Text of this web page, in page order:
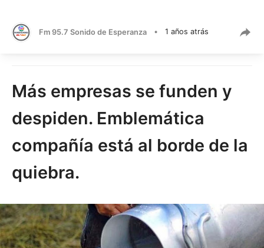
Fm 95.7 Sonido de Esperanza • 1 años atrás
Más empresas se funden y
despiden. Emblemática
compañía está al borde de la
quiebra.